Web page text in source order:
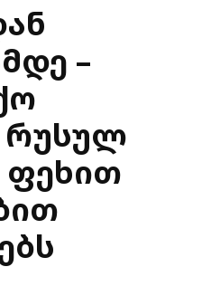
–
რუსულ
ფეხით